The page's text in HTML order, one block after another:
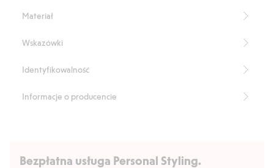
Recycled Polyester
Materiał
Wskazówki
Identyfikowalność
Informacje o producencie
Bezpłatna usługa Personal Styling.